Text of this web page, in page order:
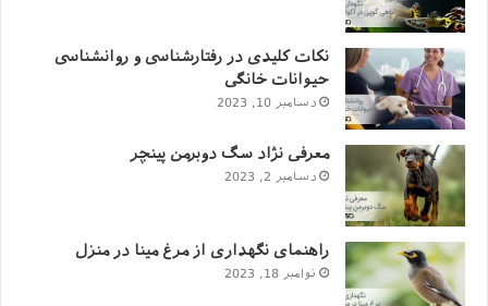
نور خورشید
قرار گرفتن در معرض نور خورشید تامین می‌کنند.
هنگامی که اشعه‌ی ماورابنفش خورشید به پوست می‌تابد و
نکات کلیدی در رفتارشناسی و روانشناسی
حیوانات خانگی
دسامبر 10, 2023
معرفی نژاد سگ دوبرمن پینچر
دسامبر 2, 2023
راهنمای نگهداری از مرغ مینا در منزل
نوامبر 18, 2023